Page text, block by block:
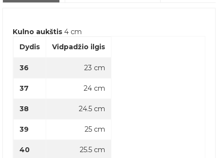
Kulno aukštis 4 cm
Dydis
Vidpadžio ilgis
36 23 cm
37 24 cm
38 24.5 cm
39 25 cm
40 25.5 cm